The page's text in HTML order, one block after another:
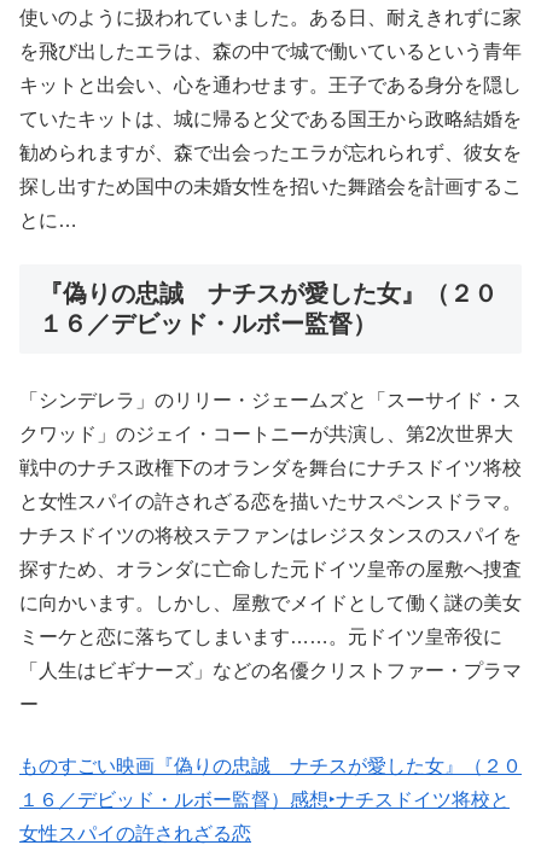
使いのように扱われていました。ある日、耐えきれずに家
を飛び出したエラは、森の中で城で働いているという青年
キットと出会い、心を通わせます。王子である身分を隠し
ていたキットは、城に帰ると父である国王から政略結婚を
勧められますが、森で出会ったエラが忘れられず、彼女を
探し出すため国中の未婚女性を招いた舞踏会を計画するこ
とに…
『偽りの忠誠 ナチスが愛した女』（２０
１６／デビッド・ルボー監督）
「シンデレラ」のリリー・ジェームズと「スーサイド・ス
クワッド」のジェイ・コートニーが共演し、第2次世界大
戦中のナチス政権下のオランダを舞台にナチスドイツ将校
と女性スパイの許されざる恋を描いたサスペンスドラマ。
ナチスドイツの将校ステファンはレジスタンスのスパイを
探すため、オランダに亡命した元ドイツ皇帝の屋敷へ捜査
に向かいます。しかし、屋敷でメイドとして働く謎の美女
ミーケと恋に落ちてしまいます……。元ドイツ皇帝役に
「人生はビギナーズ」などの名優クリストファー・プラマ
ー
ものすごい映画『偽りの忠誠 ナチスが愛した女』（２０
１６／デビッド・ルボー監督）感想‣ナチスドイツ将校と
女性スパイの許されざる恋